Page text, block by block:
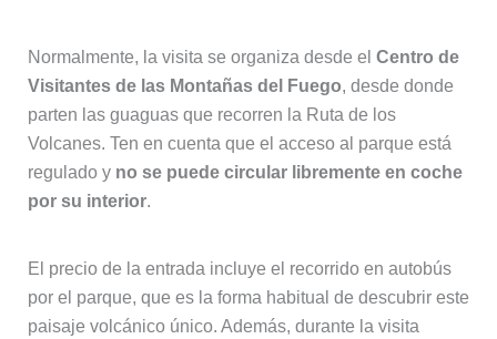
Normalmente, la visita se organiza desde el Centro de
Visitantes de las Montañas del Fuego, desde donde
parten las guaguas que recorren la Ruta de los
Volcanes. Ten en cuenta que el acceso al parque está
regulado y no se puede circular libremente en coche
por su interior.
El precio de la entrada incluye el recorrido en autobús
por el parque, que es la forma habitual de descubrir este
paisaje volcánico único. Además, durante la visita